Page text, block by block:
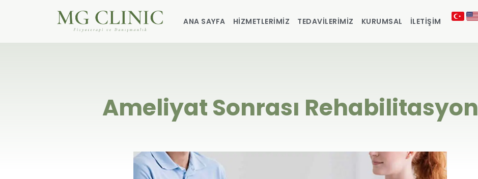
ANA SAYFA HIZMETLERIMIZ TEDAVILERIMIZ KURUMSAL İLETIŞIM
Ameliyat Sonrası Rehabilitasyon